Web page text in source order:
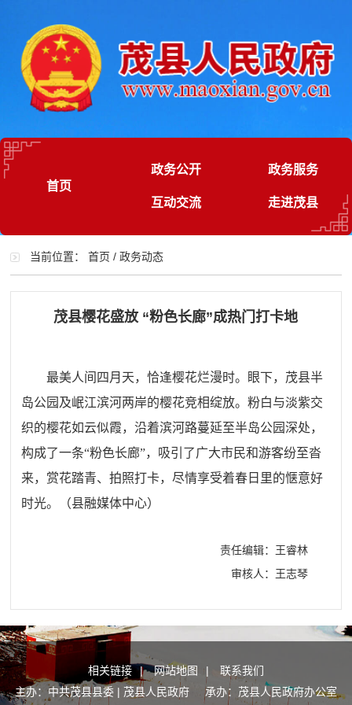
首页
政务公开 政务服务
互动交流 走进茂县
当前位置：首页 /政务动态
茂县樱花盛放 “粉色长廊”成热门打卡地
最美人间四月天，恰逢樱花烂漫时。眼下，茂县半
岛公园及岷江滨河两岸的樱花竞相绽放。粉白与淡紫交
织的樱花如云似霞，沿着滨河路蔓延至半岛公园深处，
构成了一条“粉色长廊”，吸引了广大市民和游客纷至沓
来，赏花踏青、拍照打卡，尽情享受着春日里的惬意好
时光。
（县融媒体中心）
责任编辑：王睿林
审核人：王志琴
相关链接 | 网站地图 |
联系我们
主办：中共茂县县委 | 茂县人民政府 承办：茂县人民政府办公室